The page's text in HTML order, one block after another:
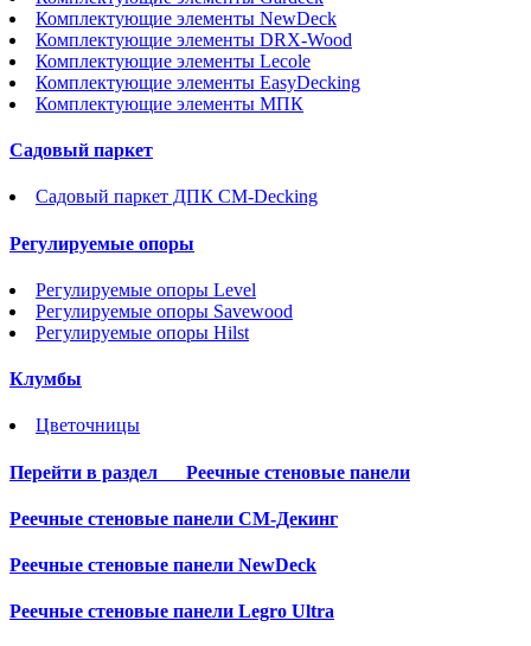
Комплектующие элементы NewDeck
Комплектующие элементы DRX-Wood
Комплектующие элементы Lecole
Комплектующие элементы EasyDecking
Комплектующие элементы МПК
Садовый паркет
Садовый паркет ДПК CM-Decking
Регулируемые опоры
Регулируемые опоры Level
Регулируемые опоры Savewood
Регулируемые опоры Hilst
Клумбы
Цветочницы
Перейти в раздел Реечные стеновые панели
Реечные стеновые панели СМ-Декинг
Реечные стеновые панели NewDeck
Реечные стеновые панели Legro Ultra